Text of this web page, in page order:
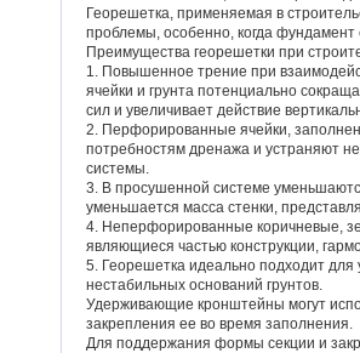
Георешетка, применяемая в
проблемы, особенно, когда
Преимущества георешетки при
1. Повышенное трение при
ячейки и грунта потенциально
сил и увеличивает действие
2. Перфорированные ячейки,
потребностям дренажа и устраняют
системы.
3. В просушенной системе
уменьшается масса стенки,
4. Неперфорированные коричневые,
являющиеся частью конструкции,
5. Георешетка идеально подходит для
нестабильных оснований грунтов.
Удерживающие кронштейны могут
закрепления ее во время заполнения.
Для поддержания формы секции и